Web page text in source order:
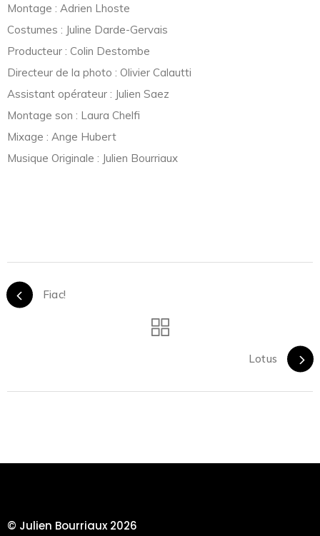
Montage : Adrien Lhoste
Costumes : Juline Darde-Gervais
Producteur : Colin Destombe
Directeur de la photo : Olivier Calautti
Assistant opérateur : Julien Saez
Montage son : Laura Chelfi
Mixage : Ange Hubert
Musique Originale : Julien Bourriaux
Fiac!
Lotus
© Julien Bourriaux 2026